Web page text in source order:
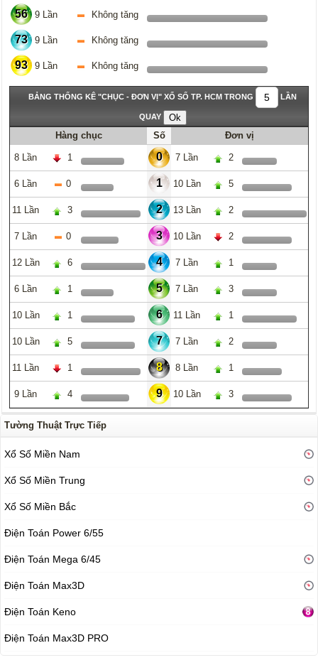
56 9 Lần Không tăng
73 9 Lần Không tăng
93 9 Lần Không tăng
BẢNG THỐNG KÊ "CHỤC - ĐƠN VỊ" XỔ SỐ TP. HCM TRONG LẦN
QUAY
Hàng chục Số Đơn vị
8 Lần 1 0 7 Lần 2
6 Lần 0 1 10 Lần 5
11 Lần 3 2 13 Lần 2
7 Lần 0 3 10 Lần 2
12 Lần 6 4 7 Lần 1
6 Lần 1 5 7 Lần 3
10 Lần 1 6 11 Lần 1
10 Lần 5 7 7 Lần 2
11 Lần 1 8 8 Lần 1
9 Lần 4 9 10 Lần 3
Tường Thuật Trực Tiếp
Xổ Số Miền Nam
Xổ Số Miền Trung
Xổ Số Miền Bắc
Điện Toán Power 6/55
Điện Toán Mega 6/45
Điện Toán Max3D
Điện Toán Keno
Điện Toán Max3D PRO